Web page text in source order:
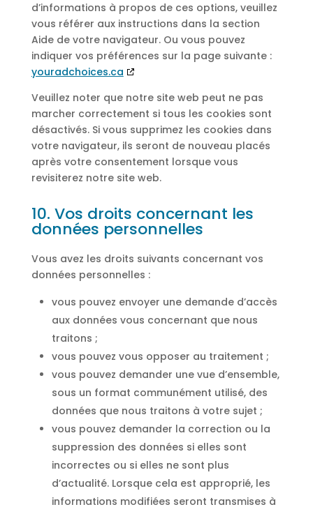
d’informations à propos de ces options, veuillez
vous référer aux instructions dans la section
Aide de votre navigateur. Ou vous pouvez
indiquer vos préférences sur la page suivante :
youradchoices.ca
Veuillez noter que notre site web peut ne pas
marcher correctement si tous les cookies sont
désactivés. Si vous supprimez les cookies dans
votre navigateur, ils seront de nouveau placés
après votre consentement lorsque vous
revisiterez notre site web.
10. Vos droits concernant les
données personnelles
Vous avez les droits suivants concernant vos
données personnelles :
vous pouvez envoyer une demande d’accès
aux données vous concernant que nous
traitons ;
vous pouvez vous opposer au traitement ;
vous pouvez demander une vue d’ensemble,
sous un format communément utilisé, des
données que nous traitons à votre sujet ;
vous pouvez demander la correction ou la
suppression des données si elles sont
incorrectes ou si elles ne sont plus
d’actualité. Lorsque cela est approprié, les
informations modifiées seront transmises à